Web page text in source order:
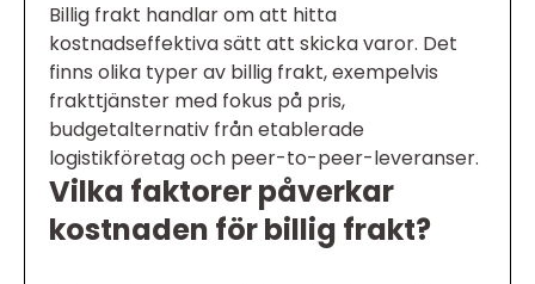
Billig frakt handlar om att hitta
kostnadseffektiva sätt att skicka varor. Det
finns olika typer av billig frakt, exempelvis
frakttjänster med fokus på pris,
budgetalternativ från etablerade
logistikföretag och peer-to-peer-leveranser.
Vilka faktorer påverkar
kostnaden för billig frakt?